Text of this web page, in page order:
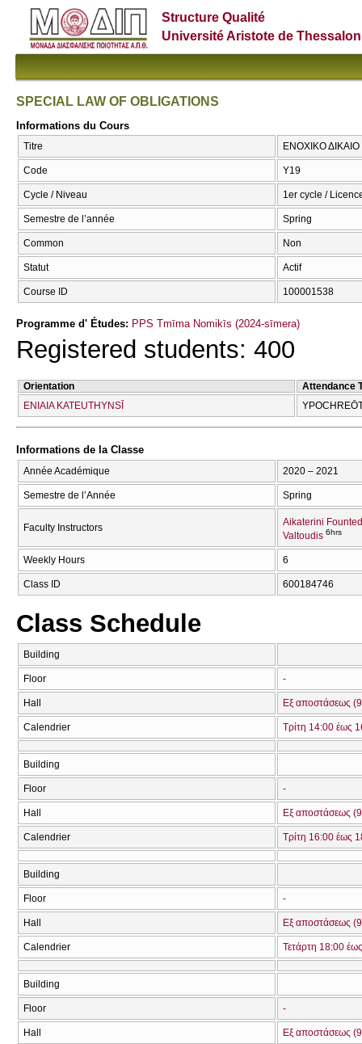
Structure Qualité
Université Aristote de
SPECIAL LAW OF OBLIGATIONS
Informations du Cours
Titre ΕΝΟΧΙΚΟ ΔΙΚΑΙΟ
Code Υ19
Cycle / Niveau 1er cycle /
Semestre de l’année Spring
Common Non
Statut Actif
Course ID 100001538
Programme d' Études: PPS Tmīma Nomikīs (2024-sīmera)
Registered students: 400
Orientation
Attendance
ENIAIA KATEUTHYNSĪ
Informations de la Classe
Année Académique 2020 – 2021
Semestre de l’Année Spring
Faculty Instructors
Aikaterini
Valtoudis 6hrs
Weekly Hours 6
Class ID 600184746
Class Schedule
Building
Floor -
Hall Εξ αποστάσεως
Calendrier Τρίτη 14:00 έως
Building
Floor -
Hall Εξ αποστάσεως
Calendrier Τρίτη 16:00 έως
Building
Floor -
Hall Εξ αποστάσεως
Calendrier Τετάρτη 18:00
Building
Floor -
Hall Εξ αποστάσεως